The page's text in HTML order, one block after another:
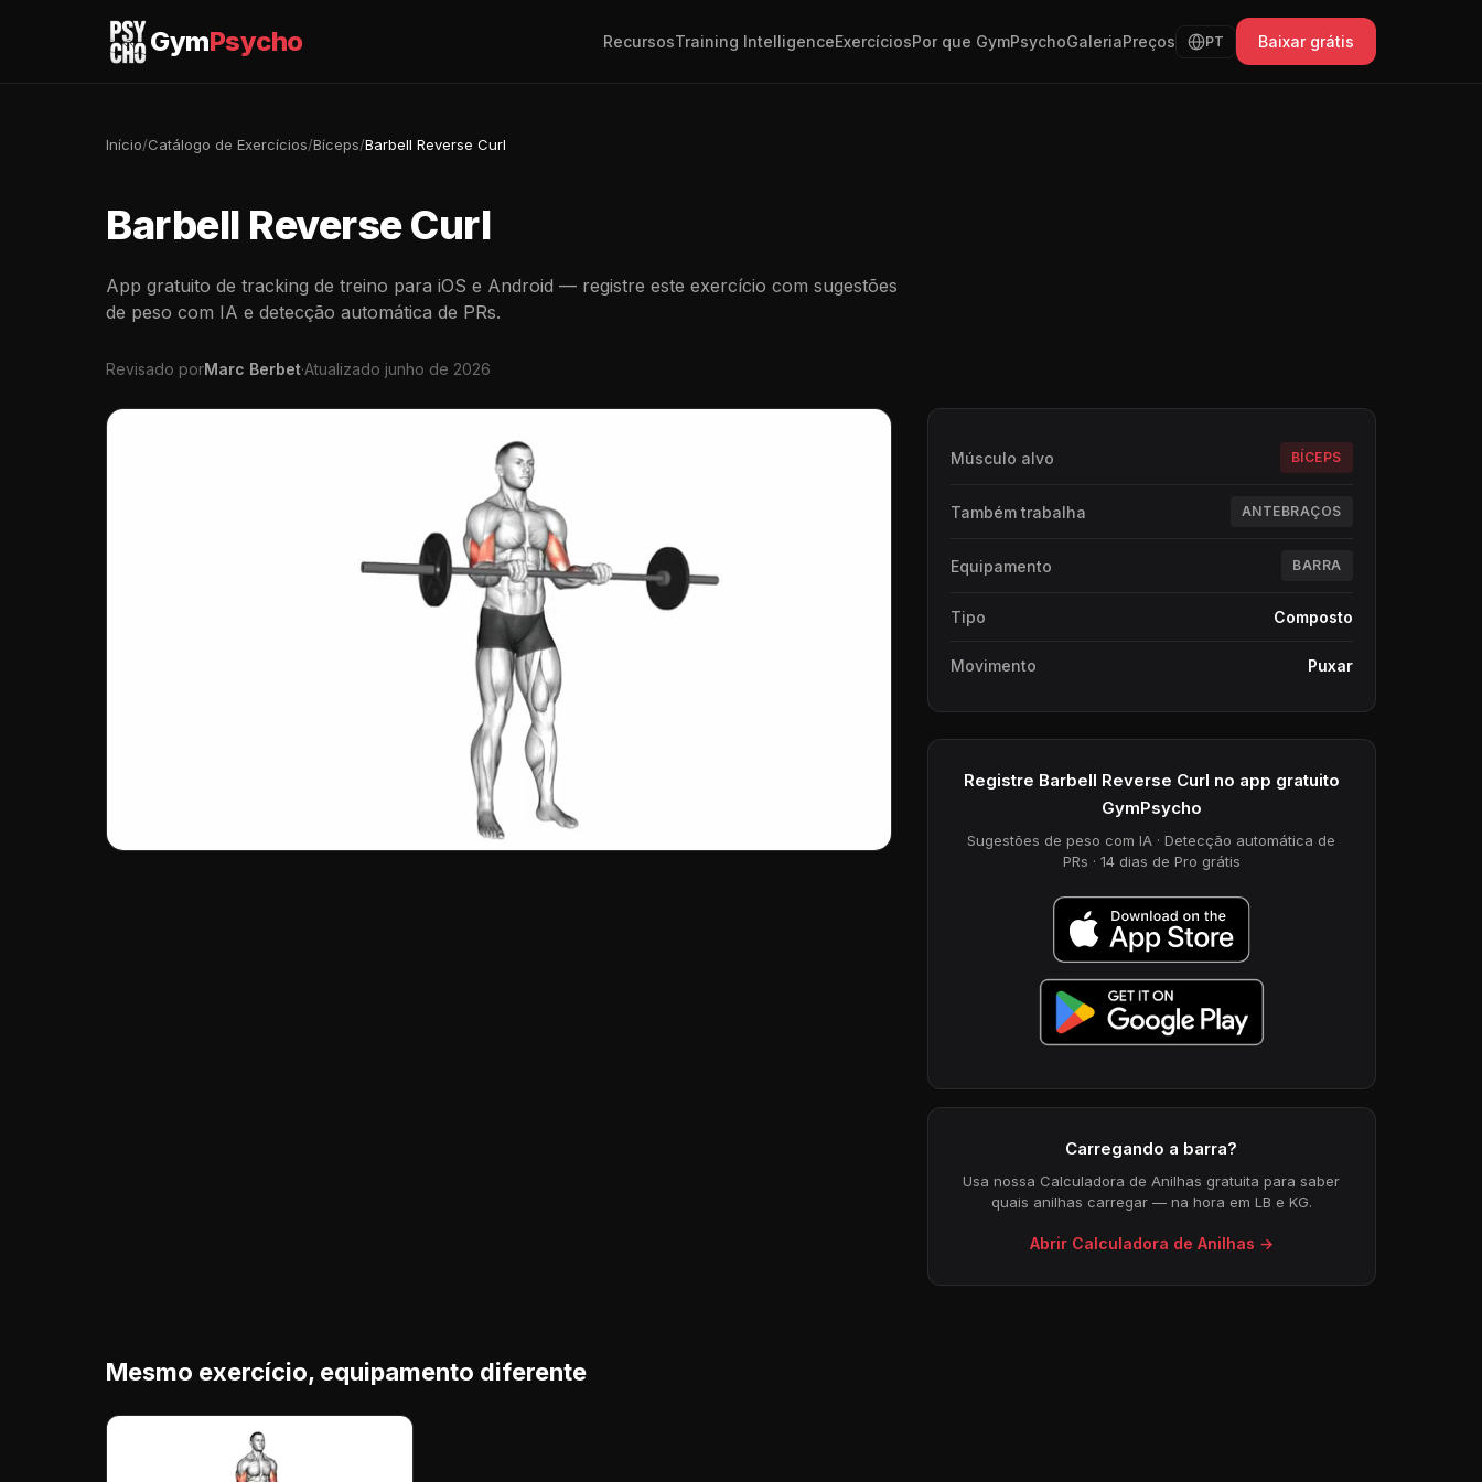
GymPsycho RecursosTraining IntelligenceExercíciosPor que GymPsychoGaleriaPreços PT Baixar grátis
Início/Catálogo de Exercícios/Bíceps/Barbell Reverse Curl
Barbell Reverse Curl
App gratuito de tracking de treino para iOS e Android — registre este exercício com sugestões
de peso com IA e detecção automática de PRs.
Revisado porMarc Berbet·Atualizado junho de 2026
Músculo alvo BÍCEPS
Também trabalha ANTEBRAÇOS
Equipamento BARRA
Tipo Composto
Movimento Puxar
Registre Barbell Reverse Curl no app gratuito
GymPsycho
Sugestões de peso com IA · Detecção automática de
PRs · 14 dias de Pro grátis
Carregando a barra?
Usa nossa Calculadora de Anilhas gratuita para saber
quais anilhas carregar — na hora em LB e KG.
Abrir Calculadora de Anilhas →
Mesmo exercício, equipamento diferente